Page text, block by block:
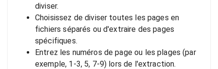
diviser.
Choisissez de diviser toutes les pages en
fichiers séparés ou d'extraire des pages
spécifiques.
Entrez les numéros de page ou les plages (par
exemple, 1-3, 5, 7-9) lors de l'extraction.